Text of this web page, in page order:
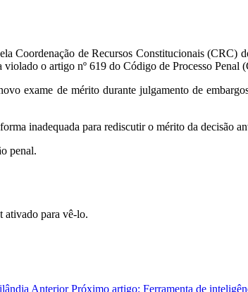
Coordenação de Recursos Constitucionais
o artigo nº 619 do Código de Processo Penal
exame de mérito durante julgamento de
inadequada para rediscutir o mérito da decisão
penal.
ativado para vê-lo.
Anterior Próximo artigo: Ferramenta de